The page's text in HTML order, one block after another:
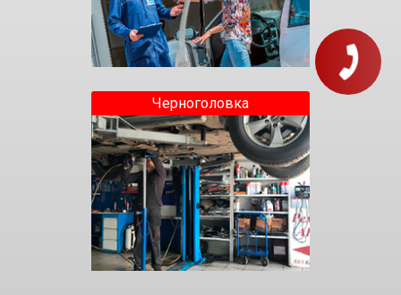
Черноголовка